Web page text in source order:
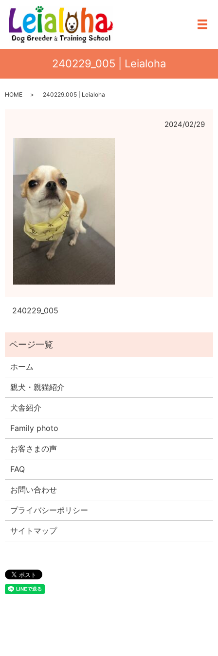
メ
240229_005 | Leialoha
HOME 240229_005 | Leialoha
2024/02/29
240229_005
ホーム
親犬・親猫紹介
犬舎紹介
Family photo
お客さまの声
FAQ
お問い合わせ
プライバシーポリシー
サイトマップ